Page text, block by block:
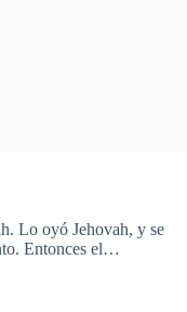
Lo oyó Jehovah, y se
Entonces el…